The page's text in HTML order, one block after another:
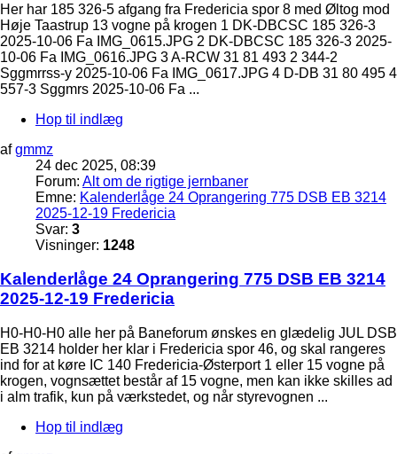
Her har 185 326-5 afgang fra Fredericia spor 8 med Øltog mod
Høje Taastrup 13 vogne på krogen 1 DK-DBCSC 185 326-3
2025-10-06 Fa IMG_0615.JPG 2 DK-DBCSC 185 326-3 2025-
10-06 Fa IMG_0616.JPG 3 A-RCW 31 81 493 2 344-2
Sggmrrss-y 2025-10-06 Fa IMG_0617.JPG 4 D-DB 31 80 495 4
557-3 Sggmrs 2025-10-06 Fa ...
Hop til indlæg
afgmmz
24 dec 2025, 08:39
Forum: Alt om de rigtige jernbaner
Emne: Kalenderlåge 24 Oprangering 775 DSB EB 3214
2025-12-19 Fredericia
Svar: 3
Visninger: 1248
Kalenderlåge 24 Oprangering 775 DSB EB 3214
2025-12-19 Fredericia
H0-H0-H0 alle her på Baneforum ønskes en glædelig JUL DSB
EB 3214 holder her klar i Fredericia spor 46, og skal rangeres
ind for at køre IC 140 Fredericia-Østerport 1 eller 15 vogne på
krogen, vognsættet består af 15 vogne, men kan ikke skilles ad
i alm trafik, kun på værkstedet, og når styrevognen ...
Hop til indlæg